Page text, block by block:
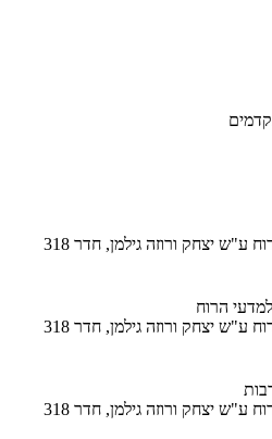
ע"ש יצחק ורוזה גילמן, חדר 318
הרוח
ע"ש יצחק ורוזה גילמן, חדר 318
ע"ש יצחק ורוזה גילמן, חדר 318